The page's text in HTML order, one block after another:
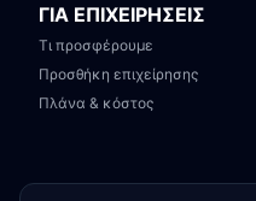
ΓΙΑ ΕΠΙΧΕΙΡΗΣΕΙΣ
Τι προσφέρουμε
Προσθήκη επιχείρησης
Πλάνα & κόστος